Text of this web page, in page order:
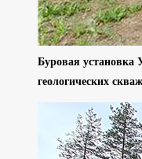
Буровая установка
геологических